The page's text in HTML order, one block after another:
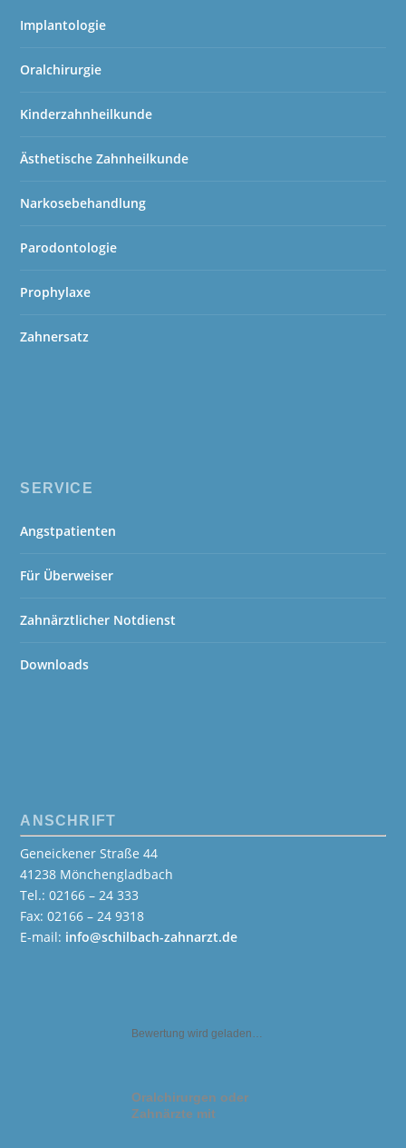
Implantologie
Oralchirurgie
Kinderzahnheilkunde
Ästhetische Zahnheilkunde
Narkosebehandlung
Parodontologie
Prophylaxe
Zahnersatz
SERVICE
Angstpatienten
Für Überweiser
Zahnärztlicher Notdienst
Downloads
ANSCHRIFT
Geneickener Straße 44
41238 Mönchengladbach
Tel.: 02166 – 24 333
Fax: 02166 – 24 9318
E-mail: info@schilbach-zahnarzt.de
Bewertung wird geladen…
Oralchirurgen oder
Zahnärzte mit